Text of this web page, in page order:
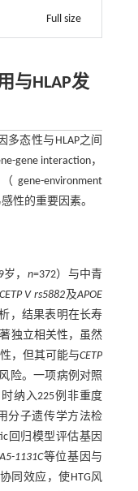
Full size
与HLAP发
态性与HLAP之间
gene interaction，
environment
性的重要因素。
， n=372）与中青
CETP V rs5882及APOE
，结果表明在长寿
独立相关性，虽然
，但其可能与CETP
险。一项病例对照
纳入225例非重度
分子遗传学方法检
回归模型评估基因
1131C等位基因与
同效应，使HTG风